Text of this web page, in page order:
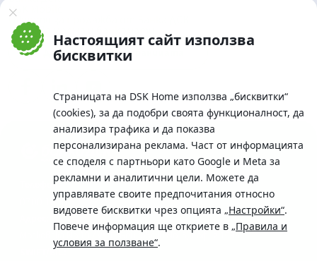
Настоящият сайт използва
бисквитки
Страницата на DSK Home използва „бисквитки“
(cookies), за да подобри своята функционалност, да
анализира трафика и да показва
персонализирана реклама. Част от информацията
се споделя с партньори като Google и Meta за
рекламни и аналитични цели. Можете да
управлявате своите предпочитания относно
видовете бисквитки чрез опцията „Настройки“.
Повече информация ще откриете в „Правила и
условия за ползване“.
DSK Mobile
Оферти за продажба от Банка ДСК
Клонова мрежа и банкомати
До началото на страницата
Телефон:
0700 10 375 / *2375
Московска No.19 / ул. Г. Бенковски No. 5, София 1036
SWIFT/BIC: